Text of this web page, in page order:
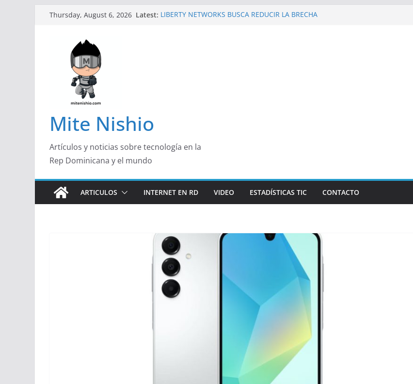
Thursday, August 6, 2026 Latest: LIBERTY NETWORKS BUSCA REDUCIR LA BRECHA
Mite Nishio
Artículos y noticias sobre tecnología en la
Rep Dominicana y el mundo
ARTICULOS INTERNET EN RD VIDEO ESTADÍSTICAS TIC CONTACTO